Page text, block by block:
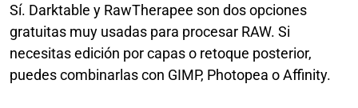
Sí. Darktable y RawTherapee son dos opciones
gratuitas muy usadas para procesar RAW. Si
necesitas edición por capas o retoque posterior,
puedes combinarlas con GIMP, Photopea o Affinity.